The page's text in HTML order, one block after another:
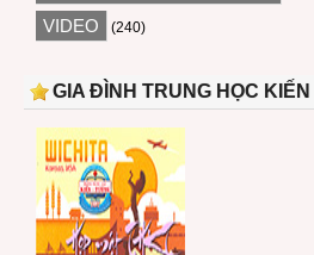
VIDEO (240)
GIA ĐÌNH TRUNG HỌC